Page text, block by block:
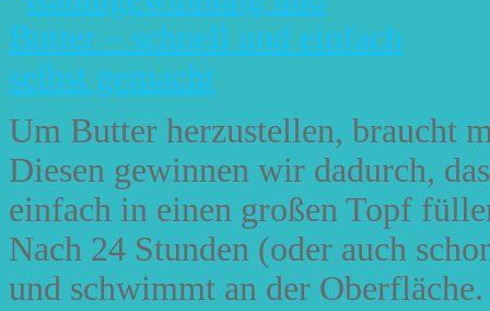
Um Butter herzustellen, braucht
Diesen gewinnen wir dadurch,
einfach in einen großen Topf
Nach 24 Stunden (oder auch
und schwimmt an der